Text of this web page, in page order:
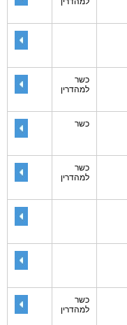
כשר
למהדרין
כשר
כשר
למהדרין
כשר
למהדרין